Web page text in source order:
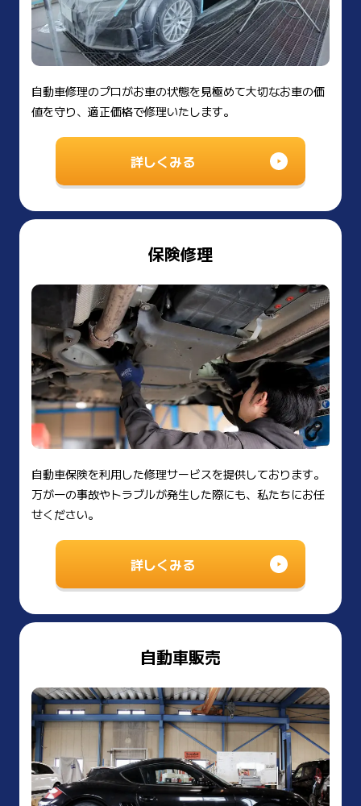
自動車修理のプロがお車の状態を見極めて大切なお車の価
値を守り、適正価格で修理いたします。
詳しくみる
保険修理
自動車保険を利用した修理サービスを提供しております。
万が一の事故やトラブルが発生した際にも、私たちにお任
せください。
詳しくみる
自動車販売